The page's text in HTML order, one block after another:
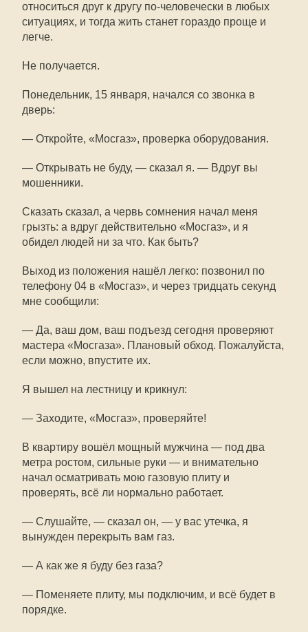
относиться друг к другу по-человечески в любых
ситуациях, и тогда жить станет гораздо проще и
легче.
Не получается.
Понедельник, 15 января, начался со звонка в
дверь:
— Откройте, «Мосгаз», проверка оборудования.
— Открывать не буду, — сказал я. — Вдруг вы
мошенники.
Сказать сказал, а червь сомнения начал меня
грызть: а вдруг действительно «Мосгаз», и я
обидел людей ни за что. Как быть?
Выход из положения нашёл легко: позвонил по
телефону 04 в «Мосгаз», и через тридцать секунд
мне сообщили:
— Да, ваш дом, ваш подъезд сегодня проверяют
мастера «Мосгаза». Плановый обход. Пожалуйста,
если можно, впустите их.
Я вышел на лестницу и крикнул:
— Заходите, «Мосгаз», проверяйте!
В квартиру вошёл мощный мужчина — под два
метра ростом, сильные руки — и внимательно
начал осматривать мою газовую плиту и
проверять, всё ли нормально работает.
— Слушайте, — сказал он, — у вас утечка, я
вынужден перекрыть вам газ.
— А как же я буду без газа?
— Поменяете плиту, мы подключим, и всё будет в
порядке.